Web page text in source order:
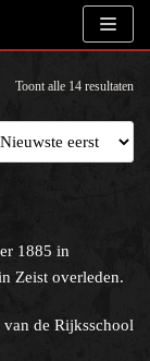
Toont alle 14 resultaten
1885 in
Zeist overleden.
de Rijksschool